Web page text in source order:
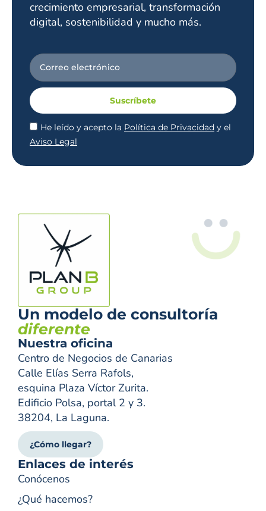
crecimiento empresarial, transformación
digital, sostenibilidad y mucho más.
He leído y acepto la Política de Privacidad y el
Aviso Legal
Suscríbete
Un modelo de consultoría
diferente
Nuestra oficina
Centro de Negocios de Canarias
Calle Elías Serra Rafols,
esquina Plaza Víctor Zurita.
Edificio Polsa, portal 2 y 3.
38204, La Laguna.
¿Cómo llegar?
Enlaces de interés
Conócenos
¿Qué hacemos?